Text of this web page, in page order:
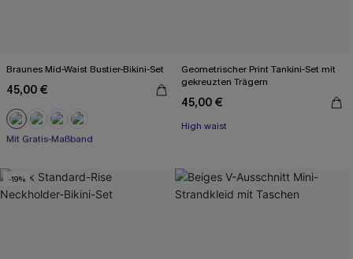
Braunes Mid-Waist Bustier-Bikini-Set
45,00 €
Mit Gratis-Maßband
Nahtlos
Geometrischer Print Tankini-Set mit
gekreuzten Trägern
45,00 €
High waist
-19%